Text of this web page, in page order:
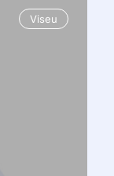
Viseu